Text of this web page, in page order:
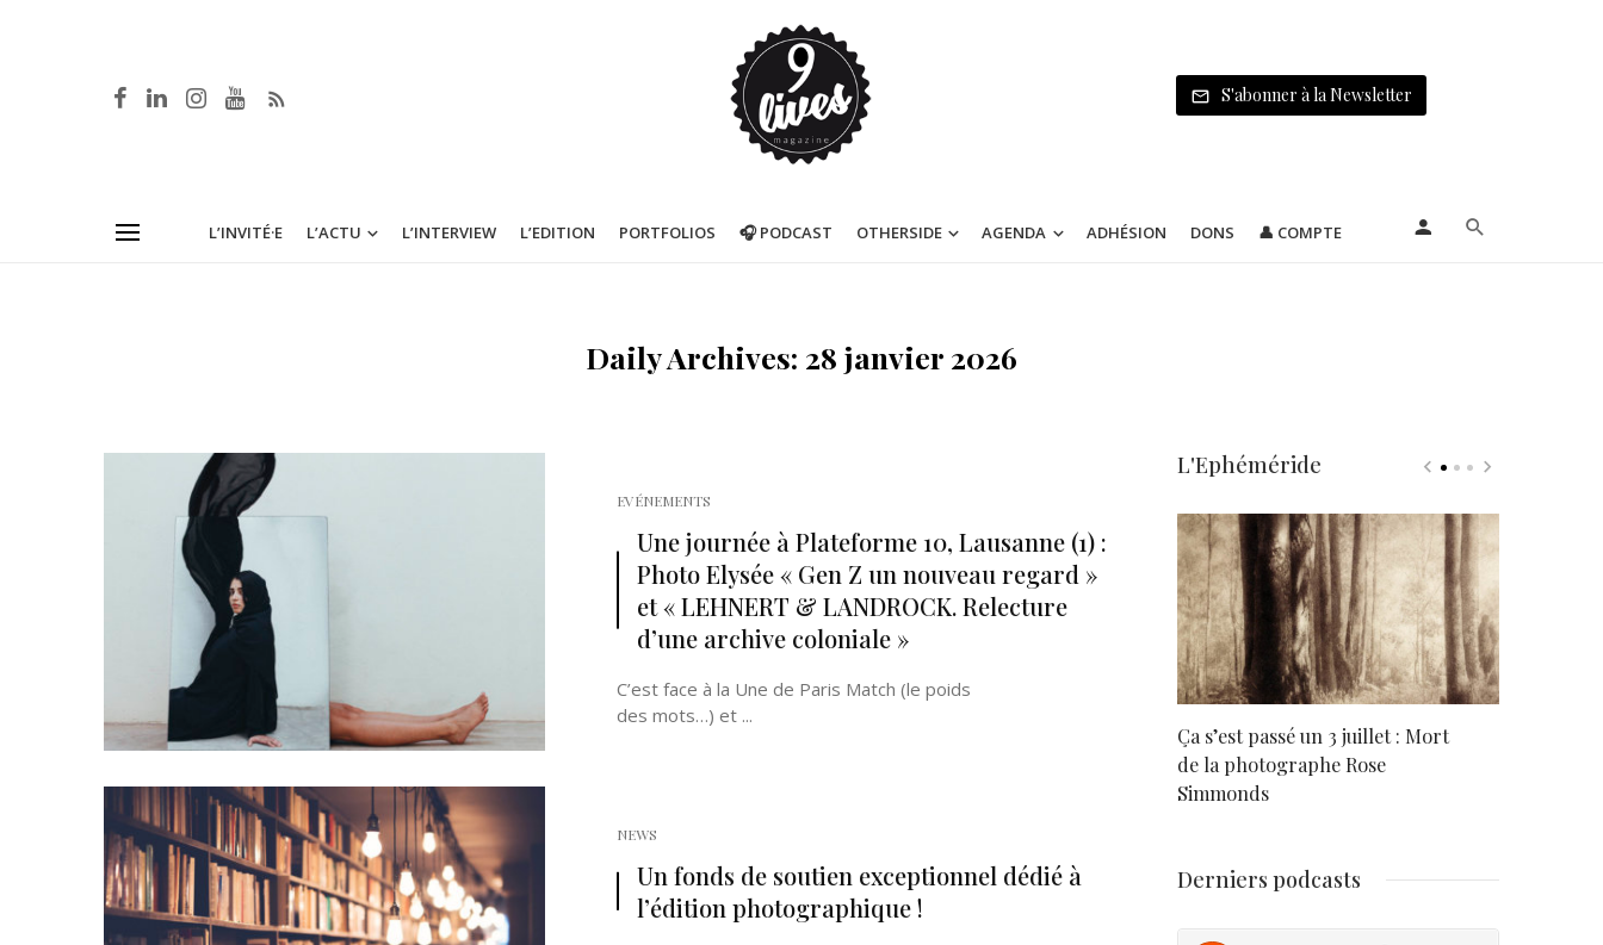
S'abonner à la Newsletter
L’INVITÉ·E L’ACTU L’INTERVIEW L’EDITION PORTFOLIOS 🎧 PODCAST OTHERSIDE AGENDA ADHÉSION DONS 👤 COMPTE
Daily Archives: 28 janvier 2026
EVÉNEMENTS
Une journée à Plateforme 10, Lausanne (1) :
Photo Elysée « Gen Z un nouveau regard »
et « LEHNERT & LANDROCK. Relecture
d’une archive coloniale »
C’est face à la Une de Paris Match (le poids
des mots…) et ...
NEWS
Un fonds de soutien exceptionnel dédié à
l’édition photographique !
L'Ephéméride
Ça s’est passé un 3 juillet : Mort
de la photographe Rose
Simmonds
Derniers podcasts